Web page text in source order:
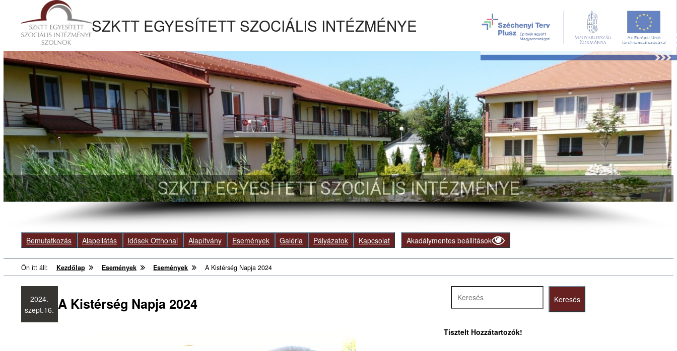
Kezdőlapra
ugrás
SZKTT EGYESÍTETT SZOCIÁLIS INTÉZMÉNYE
SZKTT EGYESÍTETT SZOCIÁLIS INTÉZMÉNYE
Bemutatkozás Alapellátás Idősek Otthonai Alapítvány Események Galéria Pályázatok Kapcsolat Akadálymentes beállítások
Ön itt áll: Kezdőlap Események Események A Kistérség Napja 2024
A Kistérség Napja 2024
2024.
szept.16.
Keresés
Tisztelt Hozzátartozók!